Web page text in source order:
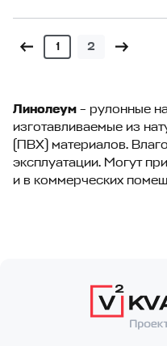
1 2
Линолеум – рулонные
изготавливаемые из
(ПВХ) материалов.
эксплуатации. Могут
и в коммерческих